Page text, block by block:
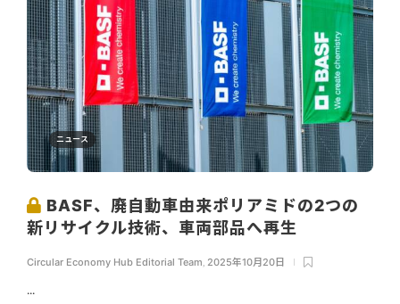
ニュース
BASF、廃自動車由来ポリアミドの2つの
新リサイクル技術、車両部品へ再生
Circular Economy Hub Editorial Team 2025年10月20日
...